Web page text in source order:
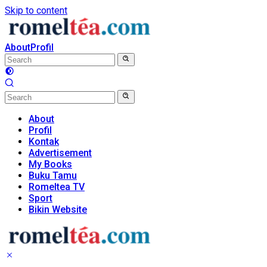
Skip to content
AboutProfil
About
Profil
Kontak
Advertisement
My Books
Buku Tamu
Romeltea TV
Sport
Bikin Website